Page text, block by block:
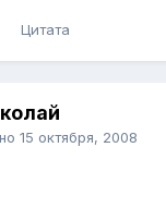
Цитата
15 октября, 2008